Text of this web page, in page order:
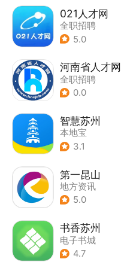
021人才网
全职招聘
5.0
河南省人才网
全职招聘
0.0
智慧苏州
本地宝
3.1
第一昆山
地方资讯
5.0
书香苏州
电子书城
4.7